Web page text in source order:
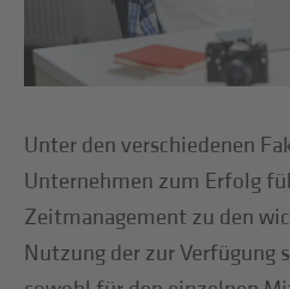
Unter den verschiedenen
Unternehmen zum Erfolg
Zeitmanagement zu den
Nutzung der zur Verfügung